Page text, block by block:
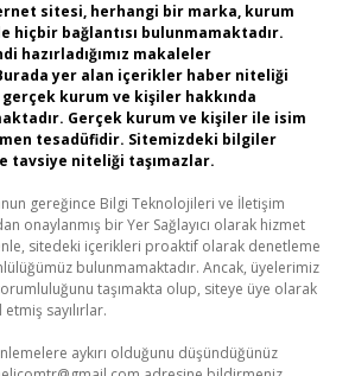
sitesi, herhangi bir marka, kurum
hiçbir bağlantısı bulunmamaktadır.
hazırladığımız makaleler
yer alan içerikler haber niteliği
kurum ve kişiler hakkında
Gerçek kurum ve kişiler ile isim
tesadüfidir. Sitemizdeki bilgiler
tavsiye niteliği taşımazlar.
gereğince Bilgi Teknolojileri ve İletişim
onaylanmış bir Yer Sağlayıcı olarak hizmet
sitedeki içerikleri proaktif olarak denetleme
bulunmamaktadır. Ancak, üyelerimiz
taşımakta olup, siteye üye olarak
sayılırlar.
aykırı olduğunu düşündüğünüz